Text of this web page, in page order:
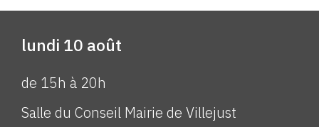
lundi 10 août
de 15h à 20h
Salle du Conseil Mairie de Villejust